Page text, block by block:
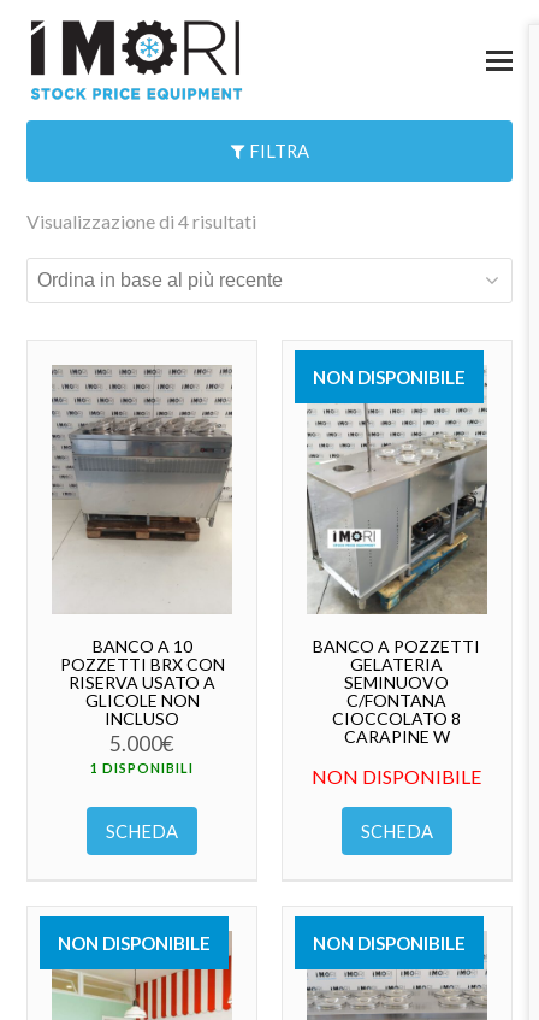
FILTRA
Visualizzazione di 4 risultati
BANCO A 10
POZZETTI BRX CON
RISERVA USATO A
GLICOLE NON
INCLUSO
5.000€
1 DISPONIBILI
SCHEDA
VENDUTO
NON DISPONIBILE
BANCO A POZZETTI
GELATERIA
SEMINUOVO
C/FONTANA
CIOCCOLATO 8
CARAPINE W
NON DISPONIBILE
SCHEDA
VENDUTO
NON DISPONIBILE VENDUTO
NON DISPONIBILE